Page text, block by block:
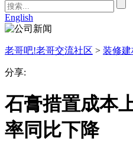
English
老哥吧!老哥交流社区 > 装修
分享:
石膏措置成本
率同比下降